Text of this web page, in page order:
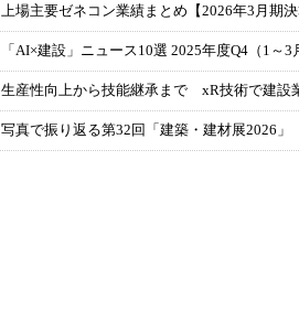
上場主要ゼネコン業績まとめ【2026年3月期決
「AI×建設」ニュース10選 2025年度Q4（1～3
生産性向上から技能継承まで xR技術で建設
写真で振り返る第32回「建築・建材展2026」